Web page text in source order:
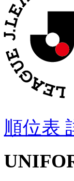
順位表